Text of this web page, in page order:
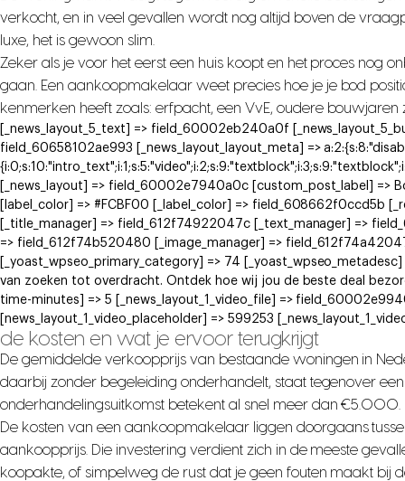
verkocht, en in veel gevallen wordt nog altijd boven de
luxe, het is gewoon slim.
Zeker als je voor het eerst een huis koopt en het proces nog
gaan. Een aankoopmakelaar weet precies hoe je je bod
kenmerken heeft zoals: erfpacht, een VvE, oudere
[_news_layout_5_text] => field_60002eb240a0f
field_60658102ae993 [_news_layout_layout_meta] =>
[_news_layout] => field_60002e7940a0c [custom_post_label] =>
[label_color] => #FCBF00 [_label_color] => field_608662f0ccd5b
[_title_manager] => field_612f74922047c [_text_manager] =>
=> field_612f74b520480 [_image_manager] =>
[_yoast_wpseo_primary_category] => 74
van zoeken tot overdracht. Ontdek hoe wij jou de beste deal
time-minutes] => 5 [_news_layout_1_video_file] =>
[news_layout_1_video_placeholder] => 599253
de kosten en wat je ervoor terugkrijgt
De gemiddelde verkoopprijs van bestaande woningen in
daarbij zonder begeleiding onderhandelt, staat tegenover een
onderhandelingsuitkomst betekent al snel meer dan €5.000.
De kosten van een aankoopmakelaar liggen doorgaans
aankoopprijs. Die investering verdient zich in de meeste
koopakte, of simpelweg de rust dat je geen fouten maakt bij